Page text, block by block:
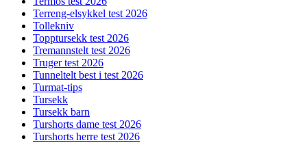
Terreng-elsykkel test 2026
Tollekniv
Topptursekk test 2026
Tremannstelt test 2026
Truger test 2026
Tunneltelt best i test 2026
Turmat-tips
Tursekk
Tursekk barn
Turshorts dame test 2026
Turshorts herre test 2026